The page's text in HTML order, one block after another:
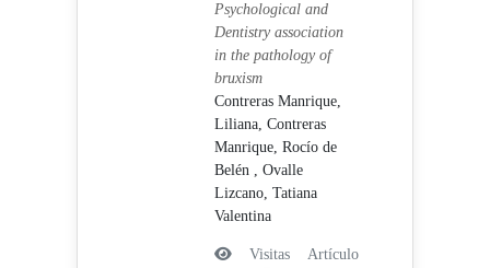
Psychological and
Dentistry association
in the pathology of
bruxism
Contreras Manrique,
Liliana, Contreras
Manrique, Rocío de
Belén , Ovalle
Lizcano, Tatiana
Valentina
Visitas Artículo